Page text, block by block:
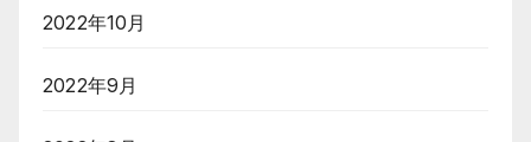
2022年10月
2022年9月